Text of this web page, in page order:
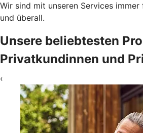
Wir sind mit unseren Services
und überall.
Unsere beliebtesten
Privatkundinnen und
‹